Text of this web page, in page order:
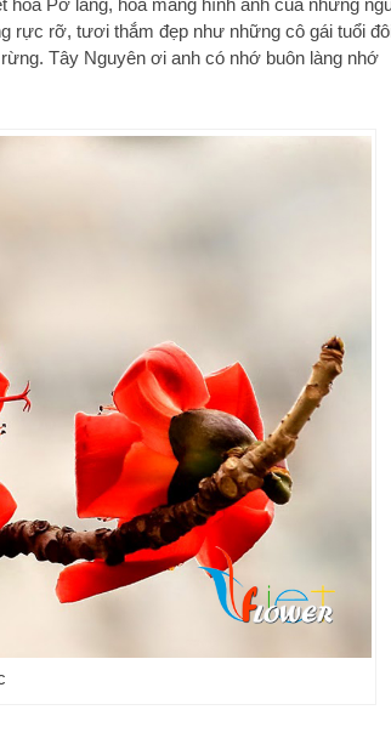
rực rỡ, tươi thắm đẹp như những cô gái tuổi
Tây Nguyên ơi anh có nhớ buôn làng nhớ